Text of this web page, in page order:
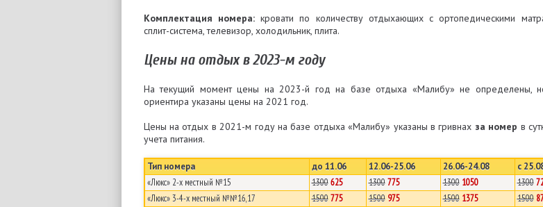
Комплектация номера:кровати по количеству отдыхающих с ортопедическими
сплит-система, телевизор, холодильник, плита.
Цены на отдых в 2023-м году
На текущий момент цены на 2023-й год на базе отдыха «Малибу» не определены,
ориентира указаны цены на 2021 год.
Цены на отдых в 2021-м году на базе отдыха «Малибу» указаны в гривнах за номер в
учета питания.
Тип номера до 11.06 12.06-25.06 26.06-24.08
с
«Люкс» 2-х местный №15
1300 625 1300 775 1300 1050 1300
«Люкс» 3-4-х местный №№16,17
1500 775 1500 975 1500 1375 1500